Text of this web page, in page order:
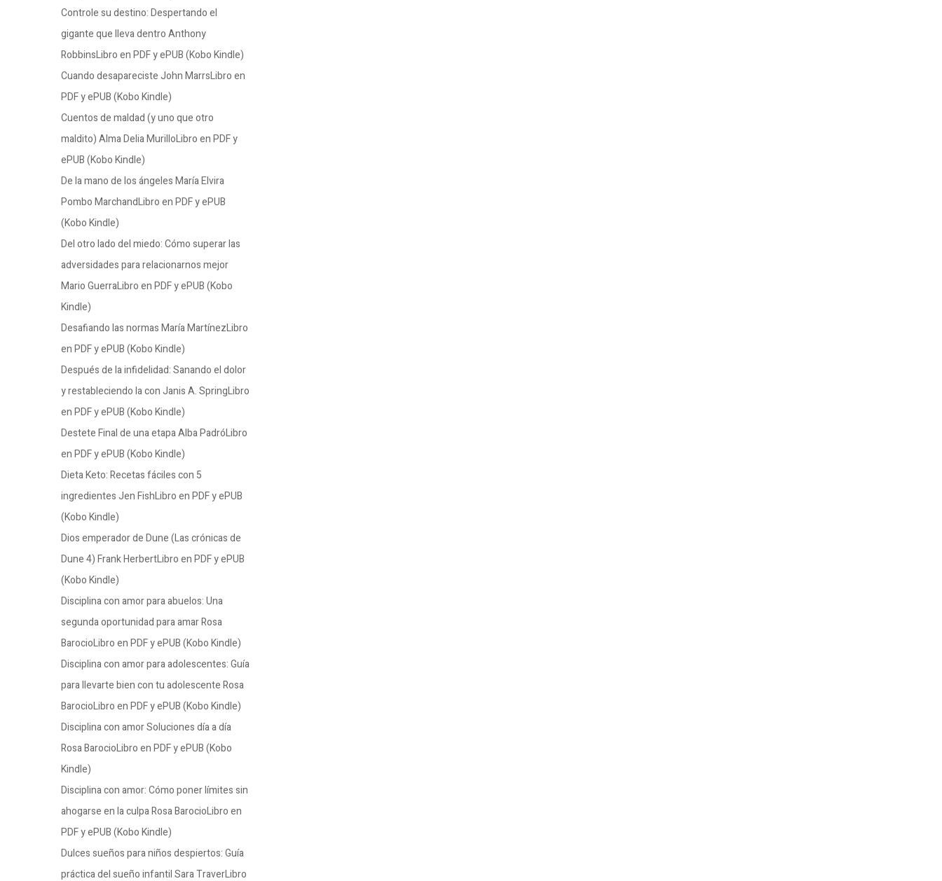
Controle su destino: Despertando el
gigante que lleva dentro Anthony
RobbinsLibro en PDF y ePUB (Kobo Kindle)
Cuando desapareciste John MarrsLibro en
PDF y ePUB (Kobo Kindle)
Cuentos de maldad (y uno que otro
maldito) Alma Delia MurilloLibro en PDF y
ePUB (Kobo Kindle)
De la mano de los ángeles María Elvira
Pombo MarchandLibro en PDF y ePUB
(Kobo Kindle)
Del otro lado del miedo: Cómo superar las
adversidades para relacionarnos mejor
Mario GuerraLibro en PDF y ePUB (Kobo
Kindle)
Desafiando las normas María MartínezLibro
en PDF y ePUB (Kobo Kindle)
Después de la infidelidad: Sanando el dolor
y restableciendo la con Janis A. SpringLibro
en PDF y ePUB (Kobo Kindle)
Destete Final de una etapa Alba PadróLibro
en PDF y ePUB (Kobo Kindle)
Dieta Keto: Recetas fáciles con 5
ingredientes Jen FishLibro en PDF y ePUB
(Kobo Kindle)
Dios emperador de Dune (Las crónicas de
Dune 4) Frank HerbertLibro en PDF y ePUB
(Kobo Kindle)
Disciplina con amor para abuelos: Una
segunda oportunidad para amar Rosa
BarocioLibro en PDF y ePUB (Kobo Kindle)
Disciplina con amor para adolescentes: Guía
para llevarte bien con tu adolescente Rosa
BarocioLibro en PDF y ePUB (Kobo Kindle)
Disciplina con amor Soluciones día a día
Rosa BarocioLibro en PDF y ePUB (Kobo
Kindle)
Disciplina con amor: Cómo poner límites sin
ahogarse en la culpa Rosa BarocioLibro en
PDF y ePUB (Kobo Kindle)
Dulces sueños para niños despiertos: Guía
práctica del sueño infantil Sara TraverLibro